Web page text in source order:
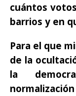
cuántos
barrios y en
Para el que
de la
la